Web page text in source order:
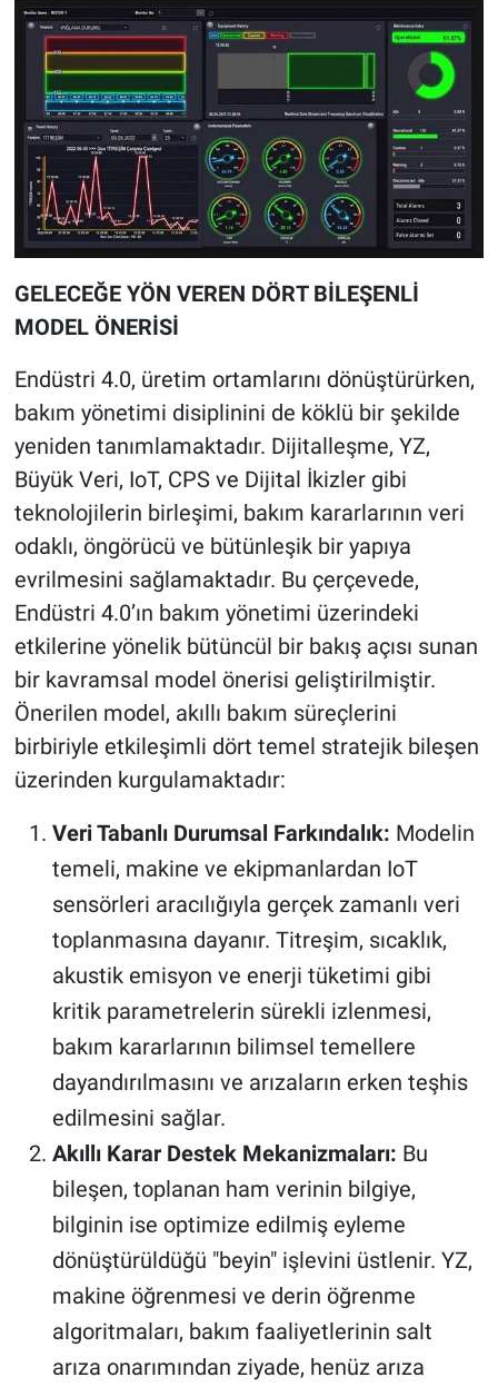
GELECEĞE YÖN VEREN DÖRT BİLEŞENLİ
MODEL ÖNERİSİ
Endüstri 4.0, üretim ortamlarını dönüştürürken,
bakım yönetimi disiplinini de köklü bir şekilde
yeniden tanımlamaktadır. Dijitalleşme, YZ,
Büyük Veri, IoT, CPS ve Dijital İkizler gibi
teknolojilerin birleşimi, bakım kararlarının veri
odaklı, öngörücü ve bütünleşik bir yapıya
evrilmesini sağlamaktadır. Bu çerçevede,
Endüstri 4.0’ın bakım yönetimi üzerindeki
etkilerine yönelik bütüncül bir bakış açısı sunan
bir kavramsal model önerisi geliştirilmiştir.
Önerilen model, akıllı bakım süreçlerini
birbiriyle etkileşimli dört temel stratejik bileşen
üzerinden kurgulamaktadır:
Veri Tabanlı Durumsal Farkındalık: Modelin
temeli, makine ve ekipmanlardan IoT
sensörleri aracılığıyla gerçek zamanlı veri
toplanmasına dayanır. Titreşim, sıcaklık,
akustik emisyon ve enerji tüketimi gibi
kritik parametrelerin sürekli izlenmesi,
bakım kararlarının bilimsel temellere
dayandırılmasını ve arızaların erken teşhis
edilmesini sağlar.
Akıllı Karar Destek Mekanizmaları: Bu
bileşen, toplanan ham verinin bilgiye,
bilginin ise optimize edilmiş eyleme
dönüştürüldüğü "beyin" işlevini üstlenir. YZ,
makine öğrenmesi ve derin öğrenme
algoritmaları, bakım faaliyetlerinin salt
arıza onarımından ziyade, henüz arıza